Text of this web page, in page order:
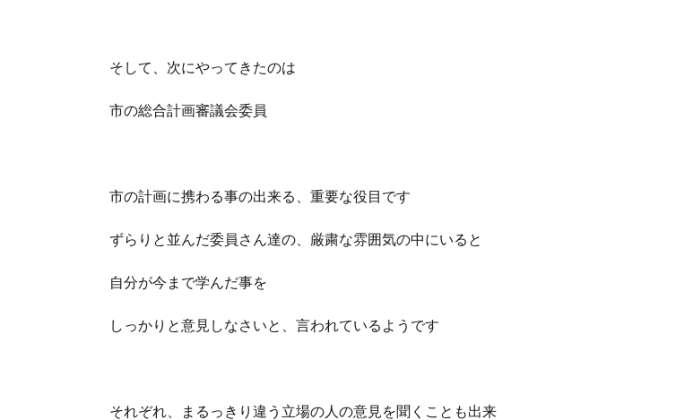
そして、次にやってきたのは
市の総合計画審議会委員
市の計画に携わる事の出来る、重要な役目です
ずらりと並んだ委員さん達の、厳粛な雰囲気の中にいると
自分が今まで学んだ事を
しっかりと意見しなさいと、言われているようです
それぞれ、まるっきり違う立場の人の意見を聞くことも出来